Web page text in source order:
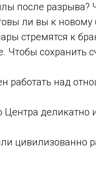
после разрыва?
ли вы к новому
стремятся к
Чтобы сохранить
работать над
деликатно
цивилизованно